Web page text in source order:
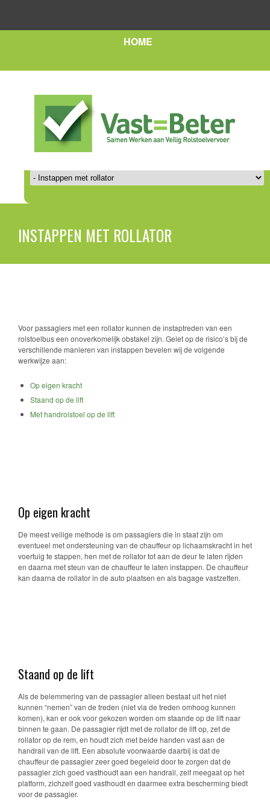
HOME
INSTAPPEN MET ROLLATOR
Voor passagiers met een rollator kunnen de instaptreden van een
rolstoelbus een onoverkomelijk obstakel zijn. Gelet op de risico’s bij de
verschillende manieren van instappen bevelen wij de volgende
werkwijze aan:
Op eigen kracht
Staand op de lift
Met handrolstoel op de lift
Op eigen kracht
De meest veilige methode is om passagiers die in staat zijn om
eventueel met ondersteuning van de chauffeur op lichaamskracht in het
voertuig te stappen, hen met de rollator tot aan de deur te laten rijden
en daarna met steun van de chauffeur te laten instappen. De chauffeur
kan daarna de rollator in de auto plaatsen en als bagage vastzetten.
Staand op de lift
Als de belemmering van de passagier alleen bestaat uit het niet
kunnen “nemen” van de treden (niet via de treden omhoog kunnen
komen), kan er ook voor gekozen worden om staande op de lift naar
binnen te gaan. De passagier rijdt met de rollator de lift op, zet de
rollator op de rem, en houdt zich met beide handen vast aan de
handrail van de lift. Een absolute voorwaarde daarbij is dat de
chauffeur de passagier zeer goed begeleid door te zorgen dat de
passagier zich goed vasthoudt aan een handrail, zelf meegaat op het
platform, zichzelf goed vasthoudt en daarmee extra bescherming biedt
voor de passagier.